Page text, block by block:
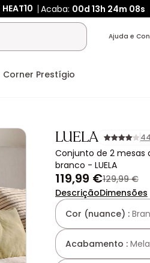
HEAT10 Acaba: 00d 13h 24m 06s
Ajuda e
Corner Prestígio
LUELA
Conjunto de 2
branco - LUELA
119,99 €129,99 €
DescriçãoDimensões
Cor (nuance) :
Acabamento :